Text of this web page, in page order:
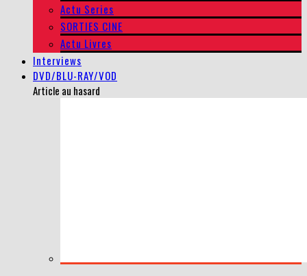
Actu Series
SORTIES CINE
Actu Livres
Interviews
DVD/BLU-RAY/VOD
Article au hasard